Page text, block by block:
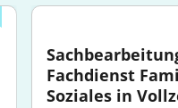
Fachdienst
Soziales in